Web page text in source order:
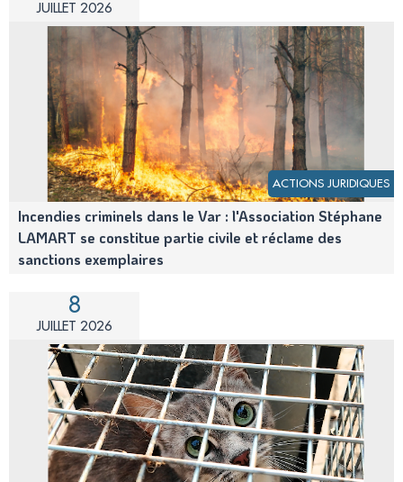
JUILLET 2026
ACTIONS JURIDIQUES
Incendies criminels dans le Var : l'Association Stéphane
LAMART se constitue partie civile et réclame des
sanctions exemplaires
8
JUILLET 2026